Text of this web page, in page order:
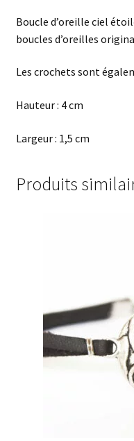
Boucle d’oreille ciel
boucles d’oreilles
Les crochets sont
Hauteur : 4 cm
Largeur : 1,5 cm
Produits